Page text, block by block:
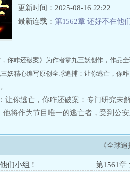
更新时间：2025-08-16 22:22
最新连载： 第1562章 还好不在他
，你咋还破案》为作者零九三妖创作，作品
妖精心编写原创全球追捕：让你逃亡，你
让你逃亡，你咋还破案：专门研究未
他将作为节目唯一的逃亡者，受到公
开局潜入了公安系统，还用自己的模
尖专家！大学碎尸案、白金市连环杀
一瞬间，朝野震动，人们震惊于苏
《全球
们小组！ 第1561章